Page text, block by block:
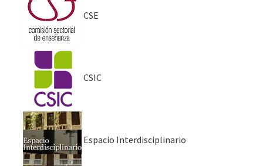
CSE
CSIC
Espacio Interdisciplinario